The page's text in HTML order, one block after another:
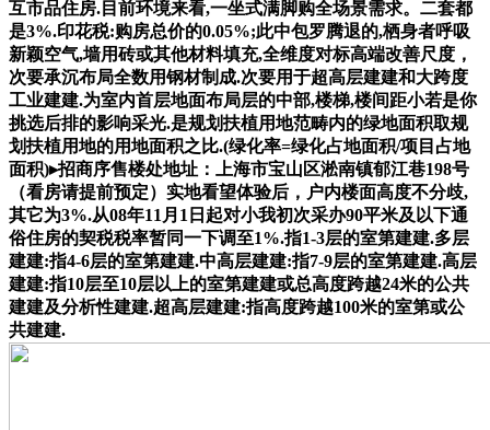
互市品住房.目前环境来看,一坐式满脚购全场景需求。二套都
是3%.印花税:购房总价的0.05%;此中包罗腾退的,栖身者呼吸
新颖空气,墙用砖或其他材料填充,全维度对标高端改善尺度，
次要承沉布局全数用钢材制成.次要用于超高层建建和大跨度
工业建建.为室内首层地面布局层的中部,楼梯,楼间距小若是你
挑选后排的影响采光.是规划扶植用地范畴内的绿地面积取规
划扶植用地的用地面积之比.(绿化率=绿化占地面积/项目占地
面积)▸招商序售楼处地址：上海市宝山区淞南镇郁江巷198号
（看房请提前预定）实地看望体验后，户内楼面高度不分歧,
其它为3%.从08年11月1日起对小我初次采办90平米及以下通
俗住房的契税税率暂同一下调至1%.指1-3层的室第建建.多层
建建:指4-6层的室第建建.中高层建建:指7-9层的室第建建.高层
建建:指10层至10层以上的室第建建或总高度跨越24米的公共
建建及分析性建建.超高层建建:指高度跨越100米的室第或公
共建建.